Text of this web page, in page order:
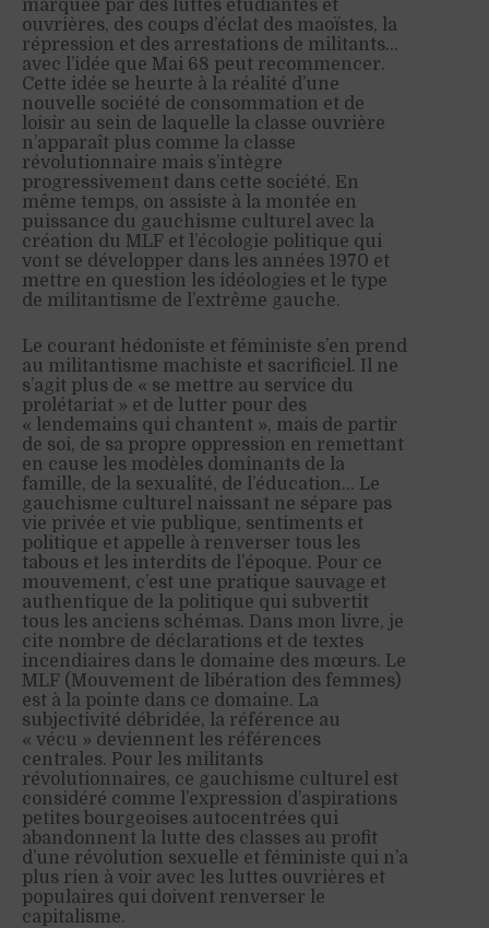
marquée par des luttes étudiantes et
ouvrières, des coups d’éclat des maoïstes, la
répression et des arrestations de militants…
avec l’idée que Mai 68 peut recommencer.
Cette idée se heurte à la réalité d’une
nouvelle société de consommation et de
loisir au sein de laquelle la classe ouvrière
n’apparaît plus comme la classe
révolutionnaire mais s’intègre
progressivement dans cette société. En
même temps, on assiste à la montée en
puissance du gauchisme culturel avec la
création du MLF et l’écologie politique qui
vont se développer dans les années 1970 et
mettre en question les idéologies et le type
de militantisme de l’extrême gauche.
Le courant hédoniste et féministe s’en prend
au militantisme machiste et sacrificiel. Il ne
s’agit plus de « se mettre au service du
prolétariat » et de lutter pour des
« lendemains qui chantent », mais de partir
de soi, de sa propre oppression en remettant
en cause les modèles dominants de la
famille, de la sexualité, de l’éducation… Le
gauchisme culturel naissant ne sépare pas
vie privée et vie publique, sentiments et
politique et appelle à renverser tous les
tabous et les interdits de l’époque. Pour ce
mouvement, c’est une pratique sauvage et
authentique de la politique qui subvertit
tous les anciens schémas. Dans mon livre, je
cite nombre de déclarations et de textes
incendiaires dans le domaine des mœurs. Le
MLF (Mouvement de libération des femmes)
est à la pointe dans ce domaine. La
subjectivité débridée, la référence au
« vécu » deviennent les références
centrales. Pour les militants
révolutionnaires, ce gauchisme culturel est
considéré comme l’expression d’aspirations
petites bourgeoises autocentrées qui
abandonnent la lutte des classes au profit
d’une révolution sexuelle et féministe qui n’a
plus rien à voir avec les luttes ouvrières et
populaires qui doivent renverser le
capitalisme.